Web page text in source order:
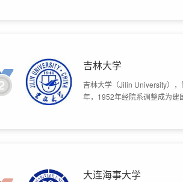
吉林大学
吉林大学（Jilin University），
年，1952年经院系调整成为建
大连海事大学